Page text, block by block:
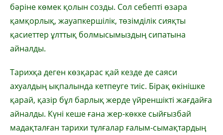
бәріне көмек қолын созды. Сол себепті өзара
қамқорлық, жауапкершілік, төзімділік сияқты
қасиеттер ұлттық болмысымыздың сипатына
айналды.
Тарихқа деген көзқарас қай кезде де саяси
ахуалдың ықпалында кетпеуге тиіс. Бірақ өкінішке
қарай, қазір бұл барлық жерде үйреншікті жағдайға
айналды. Күні кеше ғана жер-көкке сыйғызбай
мадақталған тарихи тұлғалар ғалым-сымақтардың